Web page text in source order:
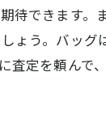
待できます。
ょう。バッグ
査定を頼んで